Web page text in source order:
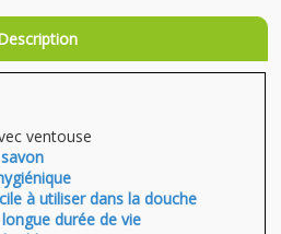
ventouse
à utiliser dans la douche
durée de vie